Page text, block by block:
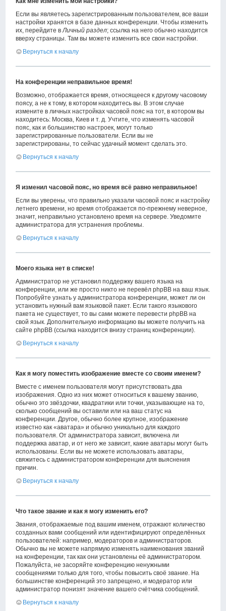
Если вы являетесь зарегистрированным пользователем, все ваши
настройки хранятся в базе данных конференции. Чтобы изменить
их, перейдите вЛичный раздел; ссылка на него обычно находится
вверху страницы. Там вы можете изменить все свои настройки.
Вернуться к началу
На конференции неправильное время!
Возможно, отображается время, относящееся к другому часовому
поясу, а не к тому, в котором находитесь вы. В этом случае
измените в личных настройках часовой пояс на тот, в котором вы
находитесь: Москва, Киев и т. д. Учтите, что изменять часовой
пояс, как и большинство настроек, могут только
зарегистрированные пользователи. Если вы не
зарегистрированы, то сейчас удачный момент сделать это.
Вернуться к началу
Я изменил часовой пояс, но время всё равно неправильное!
Если вы уверены, что правильно указали часовой пояс и настройку
летнего времени, но время отображается по-прежнему неверное,
значит, неправильно установлено время на сервере. Уведомите
администратора для устранения проблемы.
Вернуться к началу
Моего языка нет в списке!
Администратор не установил поддержку вашего языка на
конференции, или же просто никто не перевёл phpBB на ваш язык.
Попробуйте узнать у администратора конференции, может ли он
установить нужный вам языковой пакет. Если такого языкового
пакета не существует, то вы сами можете перевести phpBB на
свой язык. Дополнительную информацию вы можете получить на
сайте phpBB (ссылка находится внизу страниц конференции).
Вернуться к началу
Как я могу поместить изображение вместе со своим именем?
Вместе с именем пользователя могут присутствовать два
изображения. Одно из них может относиться к вашему званию,
обычно это звёздочки, квадратики или точки, указывающие на то,
сколько сообщений вы оставили или на ваш статус на
конференции. Другое, обычно более крупное, изображение
известно как «аватара» и обычно уникально для каждого
пользователя. От администратора зависит, включена ли
поддержка аватар, и от него же зависит, какие аватары могут быть
использованы. Если вы не можете использовать аватары,
свяжитесь с администратором конференции для выяснения
причин.
Вернуться к началу
Что такое звание и как я могу изменить его?
Звания, отображаемые под вашим именем, отражают количество
созданных вами сообщений или идентифицируют определённых
пользователей: например, модераторов и администраторов.
Обычно вы не можете напрямую изменять наименования званий
на конференции, так как они установлены её администратором.
Пожалуйста, не засоряйте конференцию ненужными
сообщениями только для того, чтобы повысить своё звание. На
большинстве конференций это запрещено, и модератор или
администратор понизят значение вашего счётчика сообщений.
Вернуться к началу